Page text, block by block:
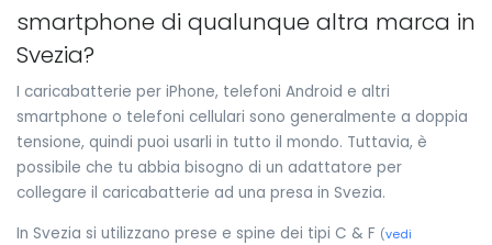
smartphone di qualunque altra marca in
Svezia?
I caricabatterie per iPhone, telefoni Android e altri
smartphone o telefoni cellulari sono generalmente a doppia
tensione, quindi puoi usarli in tutto il mondo. Tuttavia, è
possibile che tu abbia bisogno di un adattatore per
collegare il caricabatterie ad una presa in Svezia.
In Svezia si utilizzano prese e spine dei tipi C & F (vedi